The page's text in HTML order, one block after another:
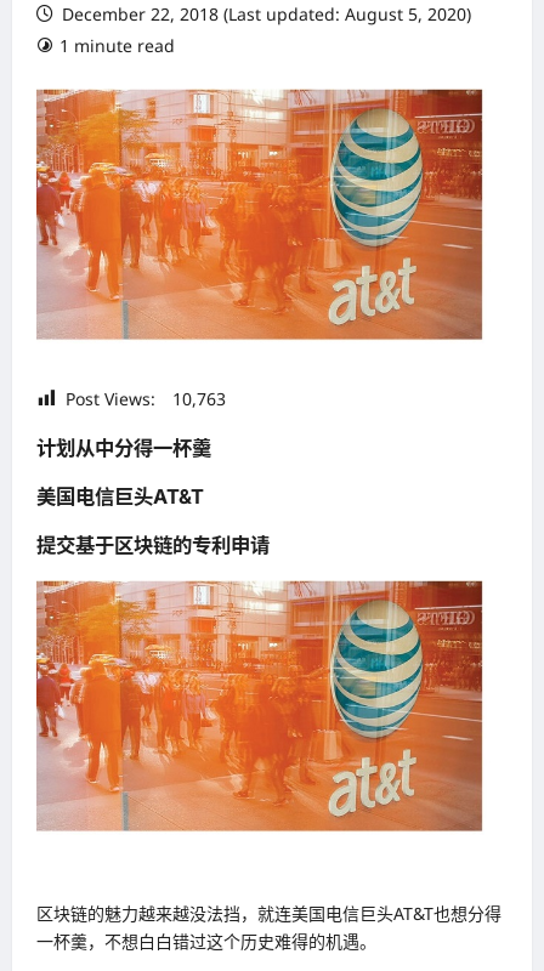
December 22, 2018 (Last updated: August 5, 2020)
1 minute read
Post Views: 10,763
计划从中分得一杯羹
美国电信巨头AT&T
提交基于区块链的专利申请
区块链的魅力越来越没法挡，就连美国电信巨头AT&T也想分得
一杯羹，不想白白错过这个历史难得的机遇。